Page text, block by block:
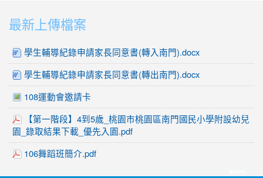
最新上傳檔案
學生輔導紀錄申請家長同意書(轉入南門).docx
學生輔導紀錄申請家長同意書(轉出南門).docx
108運動會邀請卡
【第一階段】4到5歲_桃園市桃園區南門國民小學附設幼兒
園_錄取結果下載_優先入園.pdf
106舞蹈班簡介.pdf